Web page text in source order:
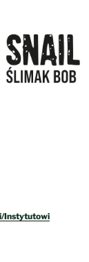
Instytutowi